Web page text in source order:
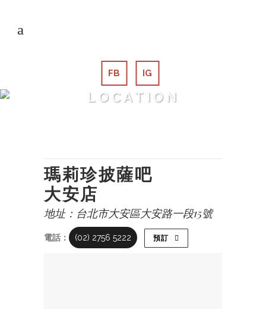
FB IG
LOCATION
瑪莉珍披薩吧
大安店
地址：台北市大安區大安路一段15號
電話： (02) 2756 5222 預訂